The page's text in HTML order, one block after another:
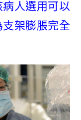
人選用可以
架膨脹完全